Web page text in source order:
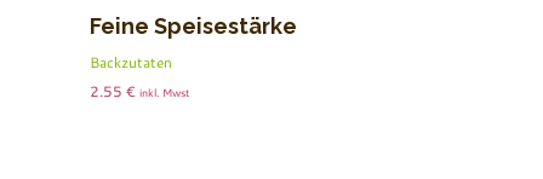
Feine Speisestärke
Backzutaten
2.55 € inkl. Mwst